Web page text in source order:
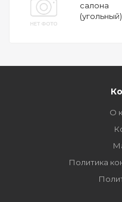
салона
(угольный)
(BE1/3/5),
О
Политика